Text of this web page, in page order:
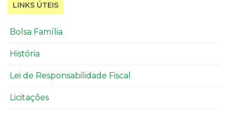
LINKS ÚTEIS
Bolsa Família
História
Lei de Responsabilidade Fiscal
Licitações